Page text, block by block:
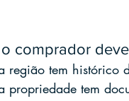
comprador
região tem histórico
propriedade tem